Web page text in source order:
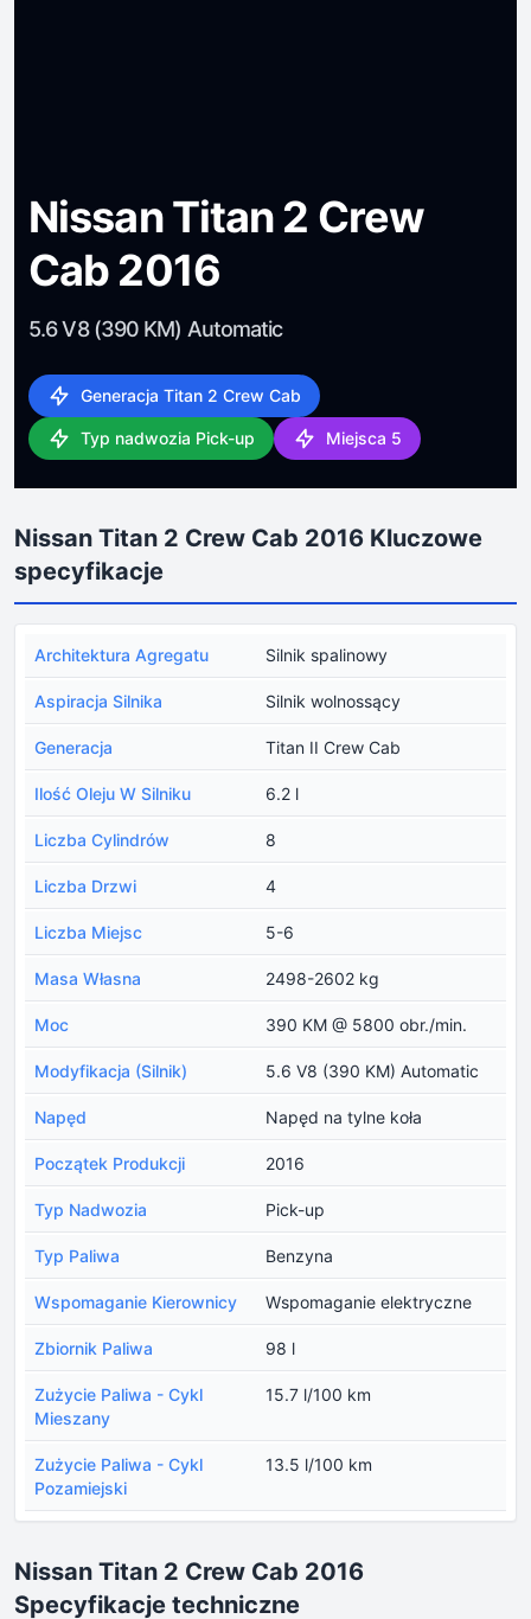
Nissan Titan 2 Crew
Cab 2016
5.6 V8 (390 KM) Automatic
Generacja Titan 2 Crew Cab
Typ nadwozia Pick-up Miejsca 5
Nissan Titan 2 Crew Cab 2016 Kluczowe
specyfikacje
Architektura Agregatu Silnik spalinowy
Aspiracja Silnika Silnik wolnossący
Generacja Titan II Crew Cab
Ilość Oleju W Silniku 6.2 l
Liczba Cylindrów 8
Liczba Drzwi 4
Liczba Miejsc 5-6
Masa Własna 2498-2602 kg
Moc 390 KM @ 5800 obr./min.
Modyfikacja (Silnik) 5.6 V8 (390 KM) Automatic
Napęd Napęd na tylne koła
Początek Produkcji 2016
Typ Nadwozia Pick-up
Typ Paliwa Benzyna
Wspomaganie Kierownicy Wspomaganie elektryczne
Zbiornik Paliwa 98 l
Zużycie Paliwa - Cykl
Mieszany
15.7 l/100 km
Zużycie Paliwa - Cykl
Pozamiejski
13.5 l/100 km
Nissan Titan 2 Crew Cab 2016
Specyfikacje techniczne